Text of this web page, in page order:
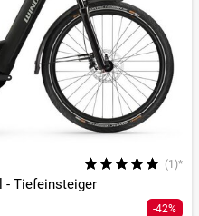
(1)*
- Tiefeinsteiger
-42%